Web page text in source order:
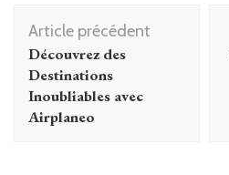
Navigation
d'article
Article précédent
Découvrez des
Destinations
Inoubliables avec
Airplaneo